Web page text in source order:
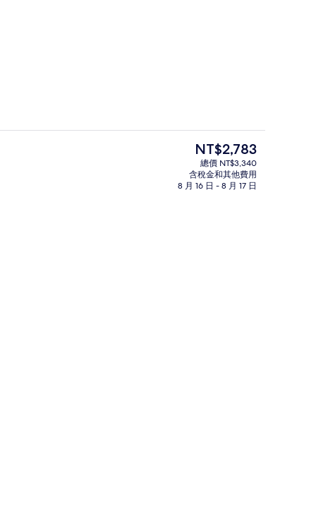
大廳酒吧
目
前
的
價
NT$2,783
總價 NT$3,340
含稅金和其他費用
8 月 16 日 - 8 月 17 日